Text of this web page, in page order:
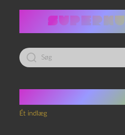
Led
efter:
Ét indlæg